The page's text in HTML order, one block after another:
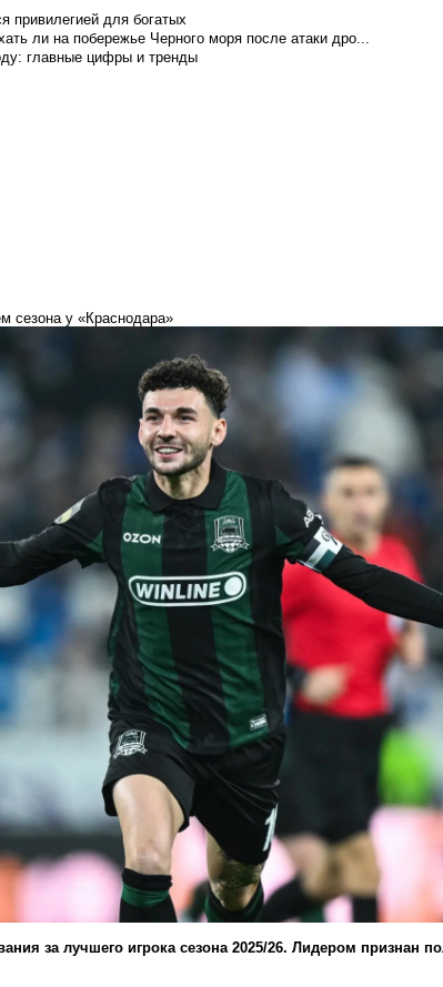
привилегией для богатых
ли на побережье Черного моря после атаки дро...
главные цифры и тренды
сезона у «Краснодара»
за лучшего игрока сезона 2025/26. Лидером признан